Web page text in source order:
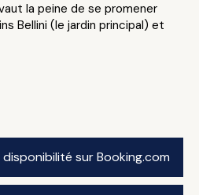
la peine de se promener
Bellini (le jardin principal) et
sur Booking.com